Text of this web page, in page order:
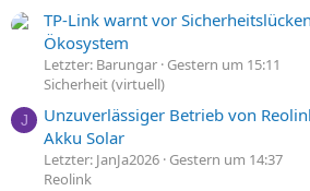
TP-Link warnt vor
Ökosystem
Letzter: Barungar Gestern um 15:11
Sicherheit (virtuell)
J
Unzuverlässiger Betrieb von
Akku Solar
Letzter: JanJa2026 Gestern um 14:37
Reolink